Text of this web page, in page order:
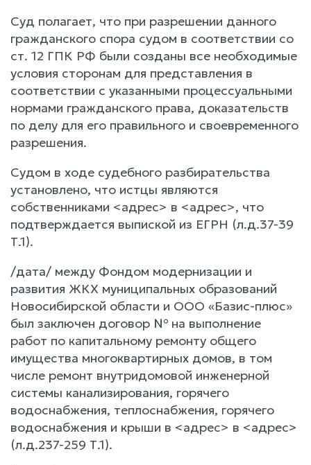
Суд полагает, что при разрешении данного
гражданского спора судом в соответствии со
ст. 12 ГПК РФ были созданы все необходимые
условия сторонам для представления в
соответствии с указанными процессуальными
нормами гражданского права, доказательств
по делу для его правильного и своевременного
разрешения.
Судом в ходе судебного разбирательства
установлено, что истцы являются
собственниками <адрес> в <адрес>, что
подтверждается выпиской из ЕГРН (л.д.37-39
Т.1).
/дата/ между Фондом модернизации и
развития ЖКХ муниципальных образований
Новосибирской области и ООО «Базис-плюс»
был заключен договор № на выполнение
работ по капитальному ремонту общего
имущества многоквартирных домов, в том
числе ремонт внутридомовой инженерной
системы канализирования, горячего
водоснабжения, теплоснабжения, горячего
водоснабжения и крыши в <адрес> в <адрес>
(л.д.237-259 Т.1).